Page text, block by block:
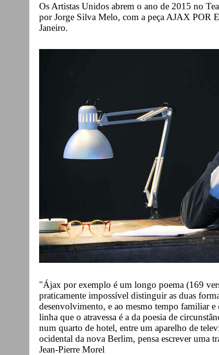
Os Artistas Unidos abrem o ano de 2015 no
por Jorge Silva Melo, com a peça AJAX POR
Janeiro.
"Ájax por exemplo é um longo poema (169
praticamente impossível distinguir as duas
desenvolvimento, e ao mesmo tempo familiar
linha que o atravessa é a da poesia de
num quarto de hotel, entre um aparelho de
ocidental da nova Berlim, pensa escrever uma
Jean-Pierre Morel